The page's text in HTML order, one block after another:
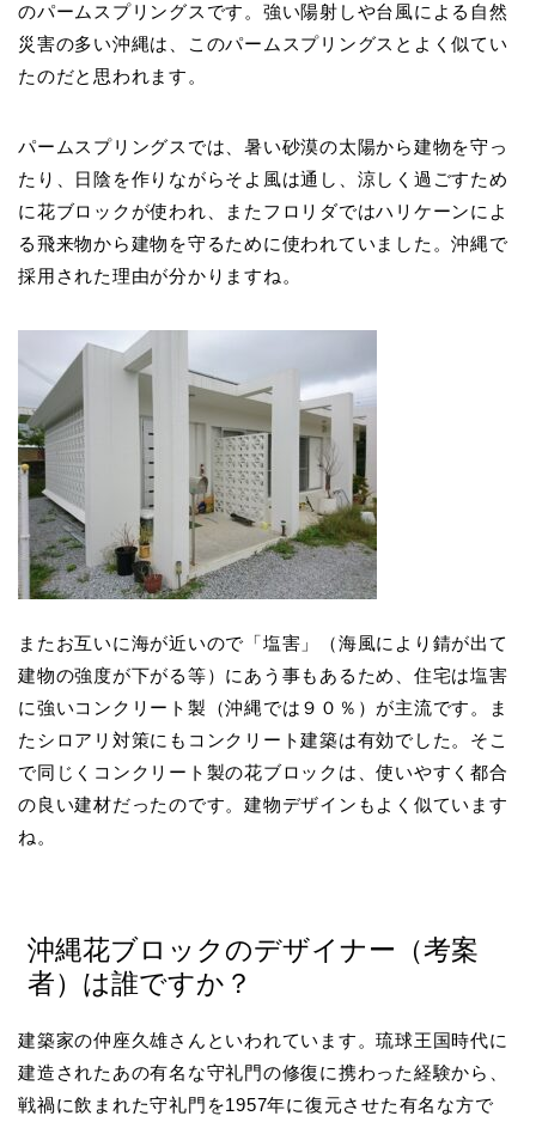
のパームスプリングスです。強い陽射しや台風による自然
災害の多い沖縄は、このパームスプリングスとよく似てい
たのだと思われます。
パームスプリングスでは、暑い砂漠の太陽から建物を守っ
たり、日陰を作りながらそよ風は通し、涼しく過ごすため
に花ブロックが使われ、またフロリダではハリケーンによ
る飛来物から建物を守るために使われていました。沖縄で
採用された理由が分かりますね。
またお互いに海が近いので「塩害」（海風により錆が出て
建物の強度が下がる等）にあう事もあるため、住宅は塩害
に強いコンクリート製（沖縄では９０％）が主流です。ま
たシロアリ対策にもコンクリート建築は有効でした。そこ
で同じくコンクリート製の花ブロックは、使いやすく都合
の良い建材だったのです。建物デザインもよく似ています
ね。
沖縄花ブロックのデザイナー（考案
者）は誰ですか？
建築家の仲座久雄さんといわれています。琉球王国時代に
建造されたあの有名な守礼門の修復に携わった経験から、
戦禍に飲まれた守礼門を1957年に復元させた有名な方で